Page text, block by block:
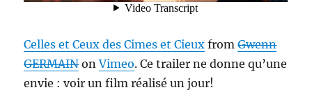
Celles et Ceux des Cimes et Cieux fromGwenn
GERMAINonVimeo. Ce trailer ne donne qu’une
envie : voir un film réalisé un jour!